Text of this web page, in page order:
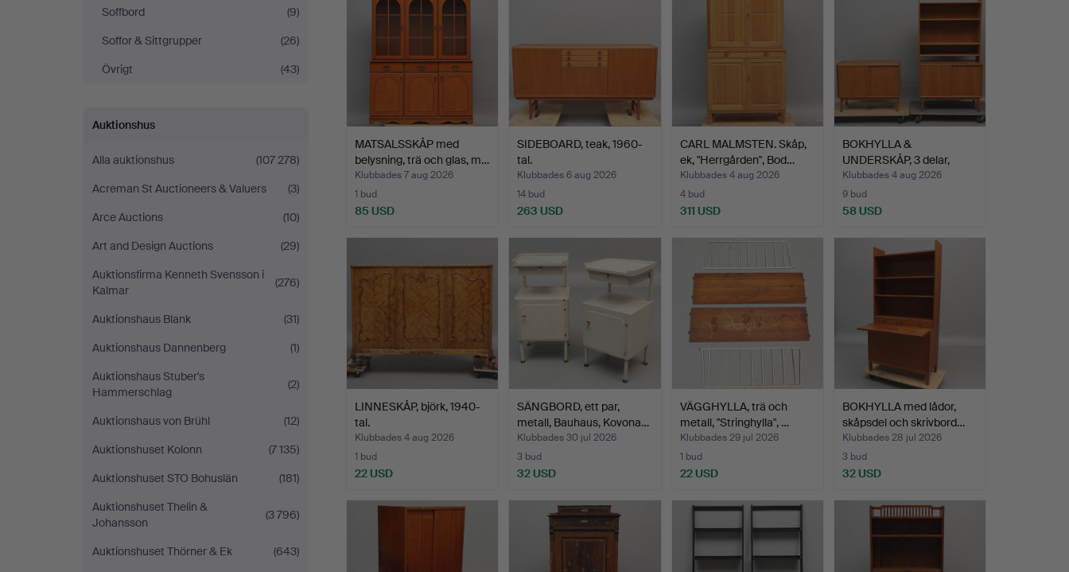
Soffbord
(9)
Soffor & Sittgrupper
(26)
Övrigt
(43)
Auktionshus
Alla auktionshus
(107 278)
Acreman St Auctioneers & Valuers
(3)
Arce Auctions
(10)
Art and Design Auctions
(29)
Auktionsfirma Kenneth Svensson i
Kalmar
(276)
Auktionshaus Blank
(31)
Auktionshaus Dannenberg
(1)
Auktionshaus Stuber's
Hammerschlag
(2)
Auktionshaus von Brühl
(12)
Auktionshuset Kolonn
(7 135)
Auktionshuset STO Bohuslän
(181)
Auktionshuset Thelin &
Johansson
(3 796)
Auktionshuset Thörner & Ek
(643)
MATSALSSKÅP med
belysning, trä och glas, m…
Klubbades 7 aug 2026
1 bud
85 USD
SIDEBOARD, teak, 1960-
tal.
Klubbades 6 aug 2026
14 bud
263 USD
CARL MALMSTEN. Skåp,
ek, "Herrgården", Bod…
Klubbades 4 aug 2026
4 bud
311 USD
BOKHYLLA &
UNDERSKÅP, 3 delar,
ekfanér, 19…
Klubbades 4 aug 2026
9 bud
58 USD
LINNESKÅP, björk, 1940-
tal.
Klubbades 4 aug 2026
1 bud
22 USD
SÄNGBORD, ett par,
metall, Bauhaus, Kovona…
Klubbades 30 jul 2026
3 bud
32 USD
VÄGGHYLLA, trä och
metall, "Stringhylla", …
Klubbades 29 jul 2026
1 bud
22 USD
BOKHYLLA med lådor,
skåpsdel och skrivbord…
Klubbades 28 jul 2026
3 bud
32 USD